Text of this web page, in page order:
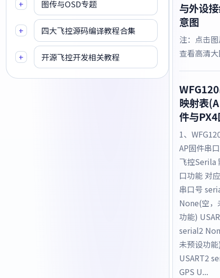
+ 图传与OSD专题
+ 四大飞控源码编译教程合集
+ 开源飞控开发相关教程
与外设
意图
注：点击
查看高清
映射表
件与
1、
AP固件串
飞控Serila
口功能 对
串口号
None(空，
功能)
serial2
未预设功
USART2
GPS U...